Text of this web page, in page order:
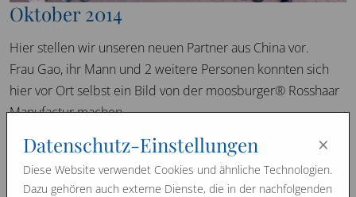
Oktober 2014
Hier stellen wir unseren neuen Partner aus China vor.
Frau Gao, ihr Mann und 2 weitere Personen konnten sich
hier vor Ort selbst ein Bild von der moosburger® Rosshaar
Manufactur machen.
Wir freuen uns sehr auf die Zusammenarbeit mit der Fa.
Wellform Beijing GmbH aus Peking.
Datenschutz-Einstellungen ×
Diese Website verwendet Cookies und ähnliche Technologien.
Dazu gehören auch externe Dienste, die in der nachfolgenden